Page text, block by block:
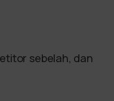
sebelah, dan